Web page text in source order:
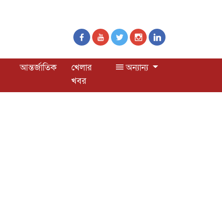
আন্তর্জাতিক
খেলার
খবর
অন্যান্য